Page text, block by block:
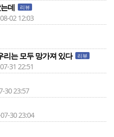
데 리뷰
02 12:03
리는 모두 망가져 있다 리뷰
31 22:51
30 23:57
30 23:04